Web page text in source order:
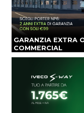
GARANZIA EXTRA
COMMERCIAL